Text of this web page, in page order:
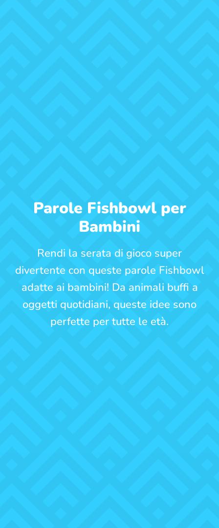
Parole Fishbowl per
Bambini
Rendi la serata di gioco super
divertente con queste parole Fishbowl
adatte ai bambini! Da animali buffi a
oggetti quotidiani, queste idee sono
perfette per tutte le età.